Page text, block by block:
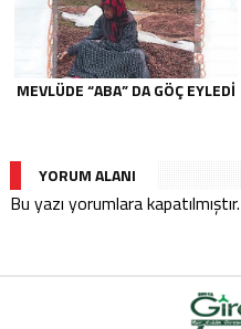
MEVLÜDE “ABA” DA GÖÇ EYLEDI
YORUM ALANI
Bu yazı yorumlara kapatılmıştır.